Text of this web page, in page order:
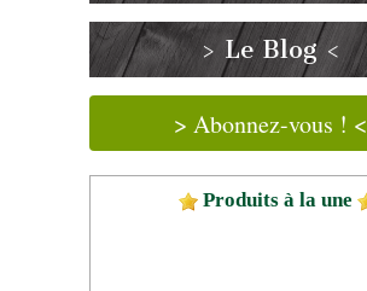
> Le Blog <
> Abonnez-vous ! <
Produits à la une